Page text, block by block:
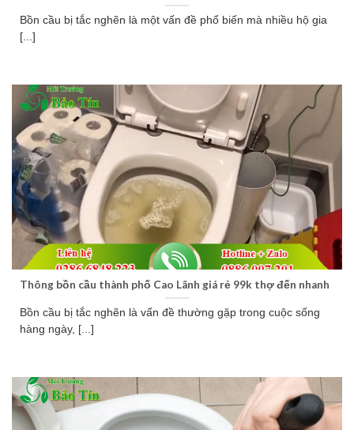
Bồn cầu bị tắc nghẽn là một vấn đề phổ biến mà nhiều hộ gia
[...]
Thông bồn cầu thành phố Cao Lãnh giá rẻ 99k thợ đến nhanh
Bồn cầu bị tắc nghẽn là vấn đề thường gặp trong cuộc sống
hàng ngày, [...]